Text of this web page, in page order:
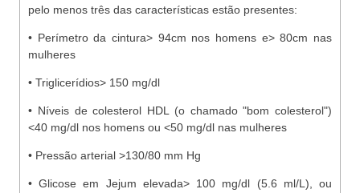
pelo menos três das características estão presentes:
• Perímetro da cintura> 94cm nos homens e> 80cm nas
mulheres
• Triglicerídios> 150 mg/dl
• Níveis de colesterol HDL (o chamado "bom colesterol")
<40 mg/dl nos homens ou <50 mg/dl nas mulheres
• Pressão arterial >130/80 mm Hg
• Glicose em Jejum elevada> 100 mg/dl (5.6 ml/L), ou